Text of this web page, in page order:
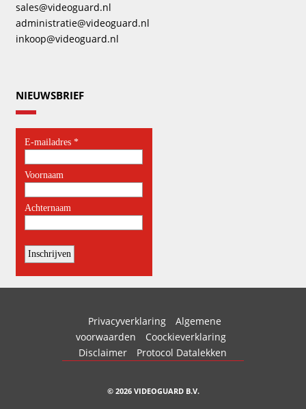
sales@videoguard.nl
administratie@videoguard.nl
inkoop@videoguard.nl
NIEUWSBRIEF
Privacyverklaring
Algemene
voorwaarden
Coockieverklaring
Disclaimer
Protocol Datalekken
© 2026 VIDEOGUARD B.V.